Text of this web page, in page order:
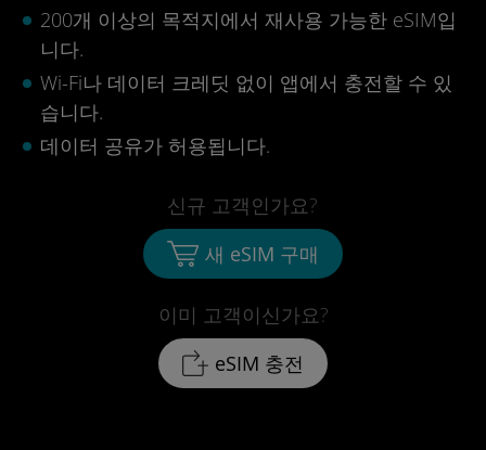
200개 이상의 목적지에서 재사용 가능한 eSIM입
니다.
Wi-Fi나 데이터 크레딧 없이 앱에서 충전할 수 있
습니다.
데이터 공유가 허용됩니다.
이미 고객이신가요?
eSIM 충전
신규 고객인가요?
새 eSIM 구매